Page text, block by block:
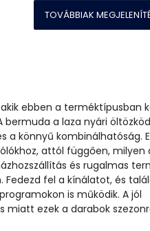
TOVÁBBIAK
ebben a terméktípusban
a laza nyári
a könnyű kombinálhatóság.
attól függően, milyen
és rugalmas
Fedezd fel a kínálatot, és
is működik. A jól
miatt ezek a darabok